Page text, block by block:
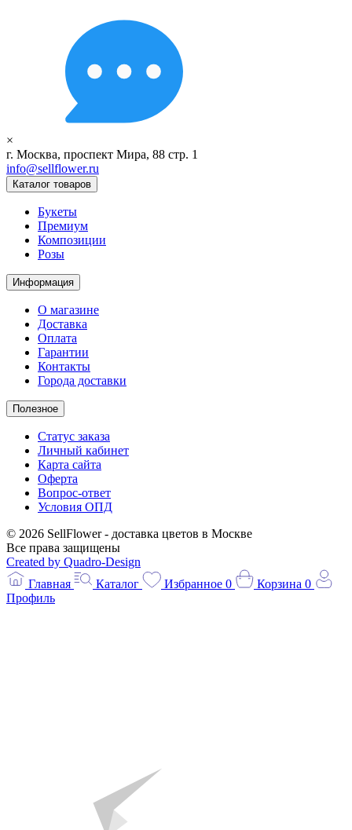
×
г. Москва, проспект Мира, 88 стр. 1
info@sellflower.ru
Каталог товаров
Букеты
Премиум
Композиции
Розы
Информация
О магазине
Доставка
Оплата
Гарантии
Контакты
Города доставки
Полезное
Статус заказа
Личный кабинет
Карта сайта
Оферта
Вопрос-ответ
Условия ОПД
© 2026 SellFlower - доставка цветов в Москве
Все права защищены
Created by Quadro-Design
Главная
Каталог Избранное 0 Корзина 0
Профиль